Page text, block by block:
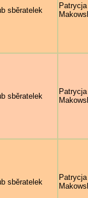
sběratelek
Patrycja
sběratelek
Patrycja
sběratelek
Patrycja